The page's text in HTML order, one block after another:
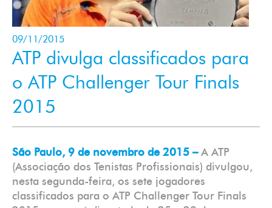
09/11/2015
ATP divulga classificados para
o ATP Challenger Tour Finals
2015
São Paulo, 9 de novembro de 2015 –A ATP
(Associação dos Tenistas Profissionais) divulgou,
nesta segunda-feira, os sete jogadores
classificados para o ATP Challenger Tour Finals